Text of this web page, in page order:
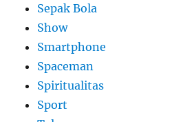
Sepak Bola
Show
Smartphone
Spaceman
Spiritualitas
Sport